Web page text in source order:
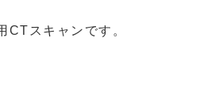
スキャンです。